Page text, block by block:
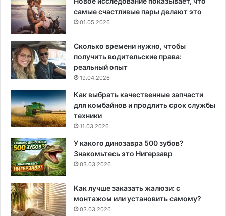
самые счастливые пары делают это
01.05.2026
Сколько времени нужно, чтобы
получить водительские права:
реальный опыт
19.04.2026
Как выбрать качественные запчасти
для комбайнов и продлить срок службы
техники
11.03.2026
У какого динозавра 500 зубов?
Знакомьтесь это Нигерзавр
03.03.2026
Как лучше заказать жалюзи: с
монтажом или установить самому?
03.03.2026